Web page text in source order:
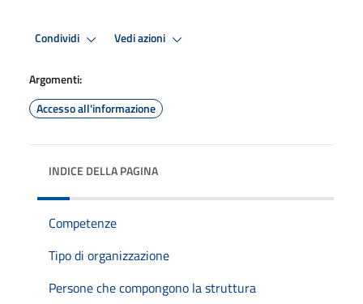
Condividi Vedi azioni
Argomenti:
Accesso all'informazione
INDICE DELLA PAGINA
Competenze
Tipo di organizzazione
Persone che compongono la struttura